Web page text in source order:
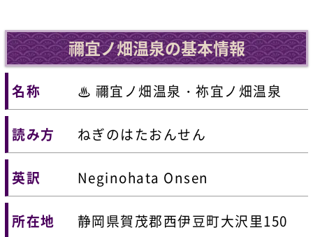
禰宜ノ畑温泉の基本情報
名称 ♨ 禰宜ノ畑温泉・祢宜ノ畑温泉
読み方 ねぎのはたおんせん
英訳 Neginohata Onsen
所在地 静岡県賀茂郡西伊豆町大沢里150